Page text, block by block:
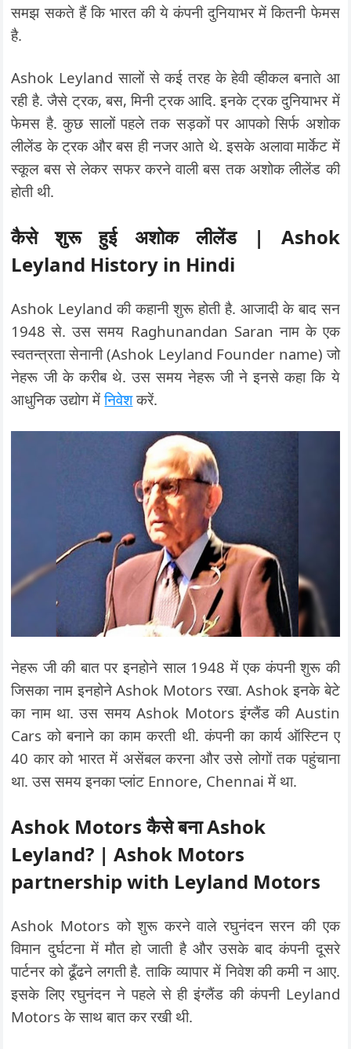
समझ सकते हैं कि भारत की ये कंपनी दुनियाभर में कितनी फेमस
है.
Ashok Leyland सालों से कई तरह के हेवी व्हीकल बनाते आ
रही है. जैसे ट्रक, बस, मिनी ट्रक आदि. इनके ट्रक दुनियाभर में
फेमस है. कुछ सालों पहले तक सड़कों पर आपको सिर्फ अशोक
लीलेंड के ट्रक और बस ही नजर आते थे. इसके अलावा मार्केट में
स्कूल बस से लेकर सफर करने वाली बस तक अशोक लीलेंड की
होती थी.
कैसे शुरू हुई अशोक लीलेंड | Ashok
Leyland History in Hindi
Ashok Leyland की कहानी शुरू होती है. आजादी के बाद सन
1948 से. उस समय Raghunandan Saran नाम के एक
स्वतन्त्रता सेनानी (Ashok Leyland Founder name) जो
नेहरू जी के करीब थे. उस समय नेहरू जी ने इनसे कहा कि ये
आधुनिक उद्योग मेंनिवेशकरें.
नेहरू जी की बात पर इनहोने साल 1948 में एक कंपनी शुरू की
जिसका नाम इनहोने Ashok Motors रखा. Ashok इनके बेटे
का नाम था. उस समय Ashok Motors इंग्लैंड की Austin
Cars को बनाने का काम करती थी. कंपनी का कार्य ऑस्टिन ए
40 कार को भारत में असेंबल करना और उसे लोगों तक पहुंचाना
था. उस समय इनका प्लांट Ennore, Chennai में था.
Ashok Motors कैसे बना Ashok
Leyland? | Ashok Motors
partnership with Leyland Motors
Ashok Motors को शुरू करने वाले रघुनंदन सरन की एक
विमान दुर्घटना में मौत हो जाती है और उसके बाद कंपनी दूसरे
पार्टनर को ढूँढने लगती है. ताकि व्यापार में निवेश की कमी न आए.
इसके लिए रघुनंदन ने पहले से ही इंग्लैंड की कंपनी Leyland
Motors के साथ बात कर रखी थी.